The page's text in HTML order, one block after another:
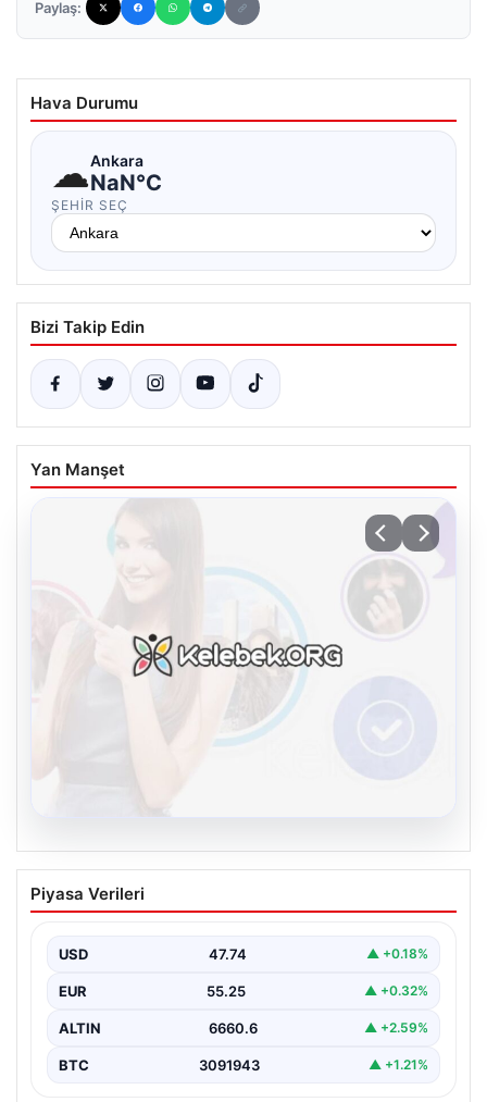
Paylaş:
Hava Durumu
☁Ankara
NaN°C
ŞEHIR SEÇ
Bizi Takip Edin
Yan Manşet
Kelebek.Org İle Çevrim içi İletişimin
Güvenli Adresi Ve Chat Deneyimi
kurması büyük bir hassasiyet ifade etmektedir.
Güncel…
Piyasa Verileri
USD 47.74 ▲ +0.18%
EUR 55.25 ▲ +0.32%
ALTIN 6660.6 ▲ +2.59%
BTC 3091943 ▲ +1.21%